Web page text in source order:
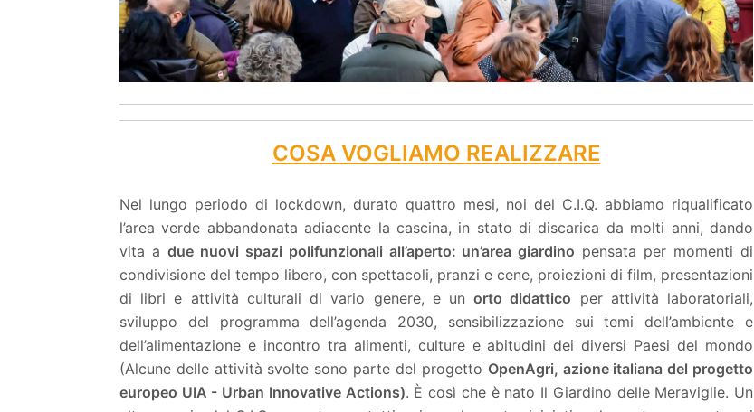
COSA VOGLIAMO REALIZZARE
Nel lungo periodo di lockdown, durato quattro mesi, noi del C.I.Q. abbiamo riqualificato
l’area verde abbandonata adiacente la cascina, in stato di discarica da molti anni, dando
vita a due nuovi spazi polifunzionali all’aperto: un’area giardino pensata per momenti di
condivisione del tempo libero, con spettacoli, pranzi e cene, proiezioni di film, presentazioni
di libri e attività culturali di vario genere, e unorto didattico per attività laboratoriali,
sviluppo del programma dell’agenda 2030, sensibilizzazione sui temi dell’ambiente e
dell’alimentazione e incontro tra alimenti, culture e abitudini dei diversi Paesi del mondo
(Alcune delle attività svolte sono parte del progetto OpenAgri, azione italiana del progetto
europeo UIA - Urban Innovative Actions). È così che è nato Il Giardino delle Meraviglie. Un